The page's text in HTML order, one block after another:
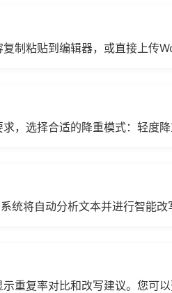
制粘贴到编辑器，或直接上传
，选择合适的降重模式：轻度降
统将自动分析文本并进行智能改
重复率对比和改写建议。您可